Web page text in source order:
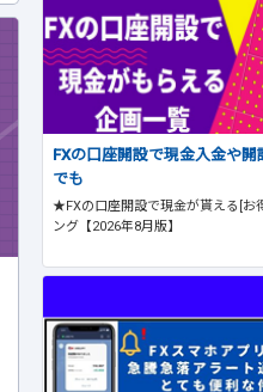
FXの口座開設で現金入金や開
でも
★FXの口座開設で現金が貰える[お
ング【2026年8月版】